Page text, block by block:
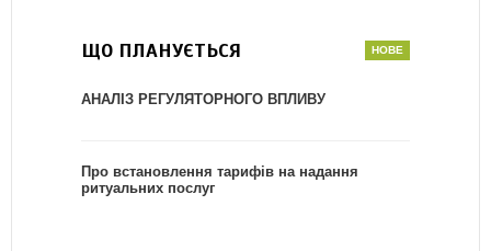
ЩО ПЛАНУЄТЬСЯ
АНАЛІЗ РЕГУЛЯТОРНОГО ВПЛИВУ
Про встановлення тарифів на надання
ритуальних послуг